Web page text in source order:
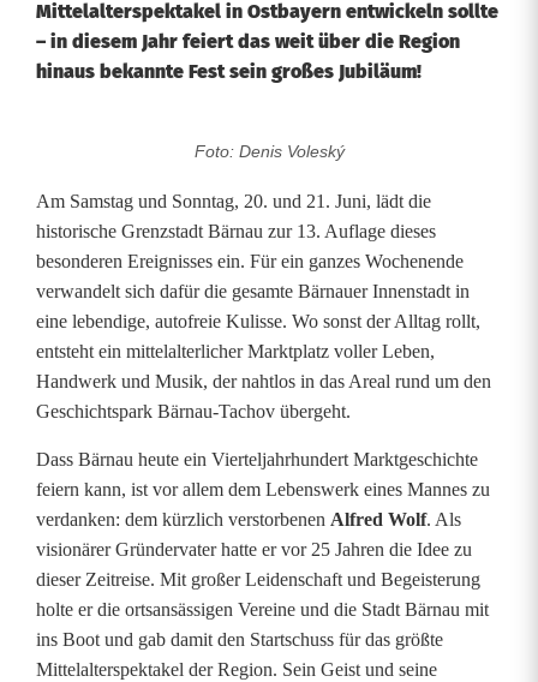
Mittelalterspektakel in Ostbayern entwickeln sollte
– in diesem Jahr feiert das weit über die Region
hinaus bekannte Fest sein großes Jubiläum!
n
B
ä
r
n
u
f
e
i
e
Foto: Denis Voleský
Am Samstag und Sonntag, 20. und 21. Juni, lädt die
historische Grenzstadt Bärnau zur 13. Auflage dieses
besonderen Ereignisses ein. Für ein ganzes Wochenende
verwandelt sich dafür die gesamte Bärnauer Innenstadt in
eine lebendige, autofreie Kulisse. Wo sonst der Alltag rollt,
entsteht ein mittelalterlicher Marktplatz voller Leben,
Handwerk und Musik, der nahtlos in das Areal rund um den
Geschichtspark Bärnau-Tachov übergeht.
Dass Bärnau heute ein Vierteljahrhundert Marktgeschichte
feiern kann, ist vor allem dem Lebenswerk eines Mannes zu
verdanken: dem kürzlich verstorbenen Alfred Wolf. Als
visionärer Gründervater hatte er vor 25 Jahren die Idee zu
dieser Zeitreise. Mit großer Leidenschaft und Begeisterung
holte er die ortsansässigen Vereine und die Stadt Bärnau mit
ins Boot und gab damit den Startschuss für das größte
Mittelalterspektakel der Region. Sein Geist und seine